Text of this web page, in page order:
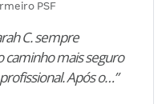
PSF
C. sempre
caminho mais seguro
Após o…”